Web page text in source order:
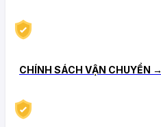
CHÍNH SÁCH VẬN CHUYỂN →